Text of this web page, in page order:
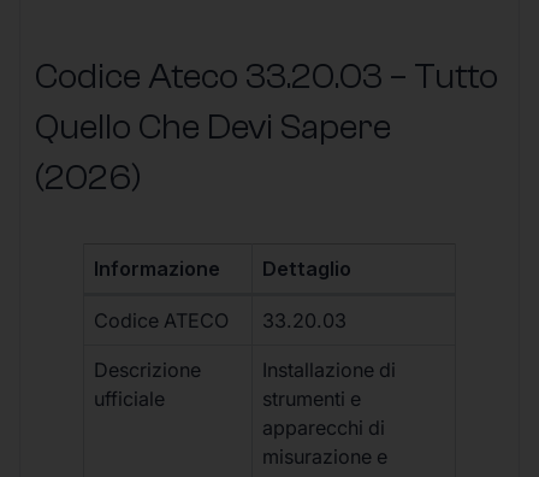
Codice Ateco 33.20.03 – Tutto
Quello Che Devi Sapere
(2026)
Informazione Dettaglio
Codice ATECO 33.20.03
Descrizione
ufficiale
Installazione di
strumenti e
apparecchi di
misurazione e